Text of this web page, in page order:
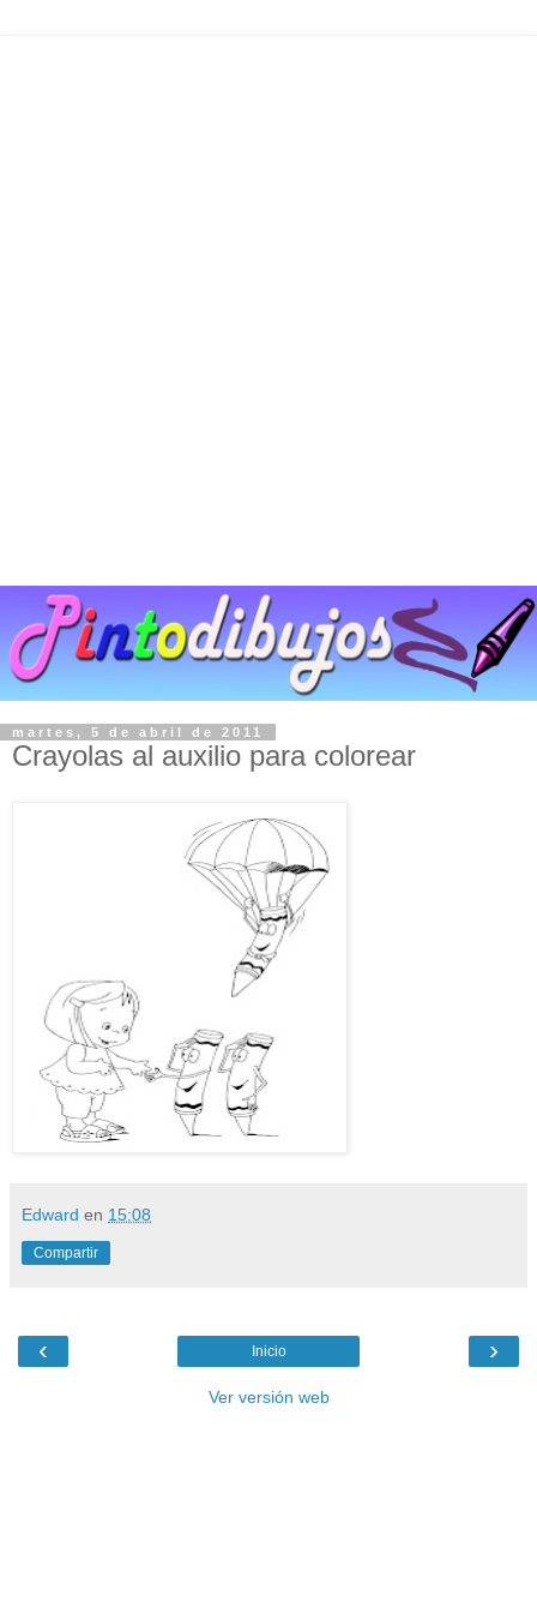
martes, 5 de abril de 2011
Crayolas al auxilio para colorear
Edward en 15:08
Compartir
‹ ›
Inicio
Ver versión web